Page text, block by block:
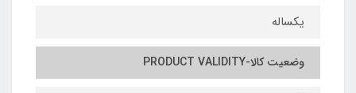
یکساله
وضعیت کالا-PRODUCT VALIDITY